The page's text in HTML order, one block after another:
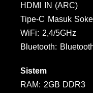
HDMI IN (ARC)
Tipe-C Masuk
WiFi: 2,4/5GHz
Bluetooth:
Sistem
RAM: 2GB DDR3